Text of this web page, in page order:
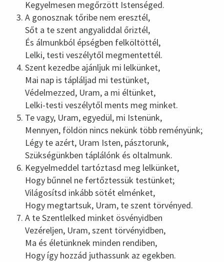
Kegyelmesen megőrzött Istenséged.
A gonosznak tőribe nem eresztél,
Sőt a te szent angyaliddal őriztél,
És álmunkból épségben felköltöttél,
Lelki, testi veszélytől megmentettél.
Szent kezedbe ajánljuk mi lelkünket,
Mai nap is tápláljad mi testünket,
Védelmezzed, Uram, a mi éltünket,
Lelki-testi veszélytől ments meg minket.
Te vagy, Uram, egyedül, mi Istenünk,
Mennyen, földön nincs nekünk több reményünk;
Légy te azért, Uram Isten, pásztorunk,
Szükségünkben táplálónk és oltalmunk.
Kegyelmeddel tartóztasd meg lelkünket,
Hogy bűnnel ne fertőztessük testünket;
Világosítsd inkább sötét elménket,
Hogy megtartsuk, Uram, te szent törvényed.
A te Szentlelked minket ösvényidben
Vezéreljen, Uram, szent törvényidben,
Ma és életünknek minden rendiben,
Hogy így hozzád juthassunk az egekben.